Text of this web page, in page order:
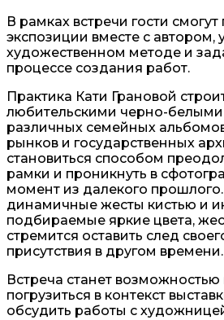
В рамках встречи гости
экспозиции вместе с автором,
художественном методе и
процессе создания работ.
Практика Кати Грановой
любительскими черно-
различных семейных
рынков и государственных
становиться способом
рамки и проникнуть в
момент из далекого
динамичные жесты кистью и
подбираемые яркие цвета,
стремится оставить след
присутствия в другом времени.
Встреча станет возможностью
погрузиться в контекст
обсудить работы с